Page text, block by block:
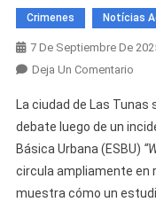
Crimenes Notícias
7 De Septiembre De
Deja Un ComentarioEn
En
La ciudad de Las
debate luego de un
Básica Urbana (ESBU)
circula ampliamente en
muestra cómo un